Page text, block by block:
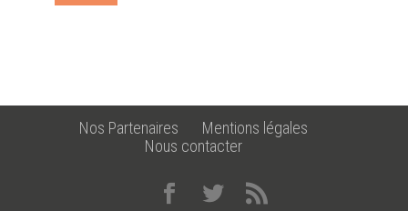
Nos Partenaires
Mentions légales
Nous contacter